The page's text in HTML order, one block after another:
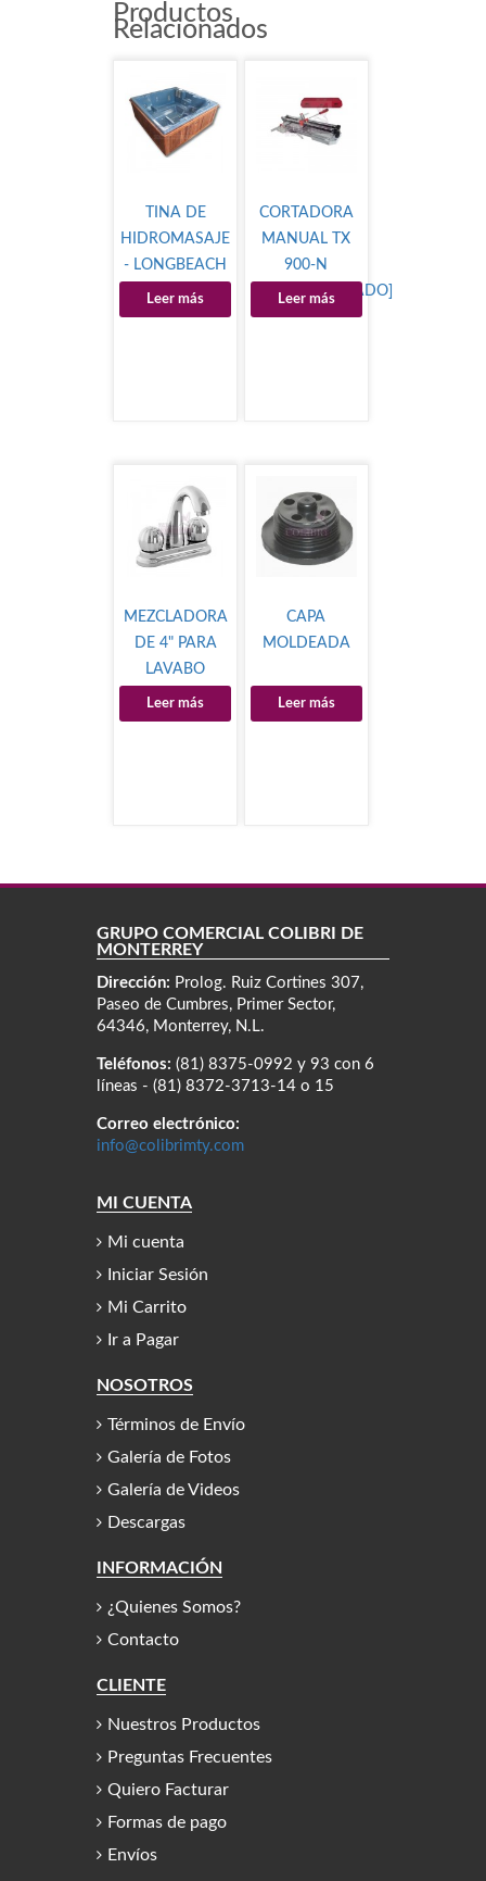
Productos
Relacionados
TINA DE
HIDROMASAJE
- LONGBEACH
Leer más
CORTADORA
MANUAL TX
900-N
[DESCONTINUADO]
Leer más
MEZCLADORA
DE 4" PARA
LAVABO
CROMO
Leer más
CAPA
MOLDEADA
Leer más
GRUPO COMERCIAL COLIBRÍ DE
MONTERREY
Dirección: Prolog. Ruiz Cortines 307,
Paseo de Cumbres, Primer Sector,
64346, Monterrey, N.L.
Teléfonos: (81) 8375-0992 y 93 con 6
líneas - (81) 8372-3713-14 o 15
Correo electrónico:
info@colibrimty.com
MI CUENTA
Mi cuenta
Iniciar Sesión
Mi Carrito
Ir a Pagar
NOSOTROS
Términos de Envío
Galería de Fotos
Galería de Videos
Descargas
INFORMACIÓN
¿Quienes Somos?
Contacto
CLIENTE
Nuestros Productos
Preguntas Frecuentes
Quiero Facturar
Formas de pago
Envíos